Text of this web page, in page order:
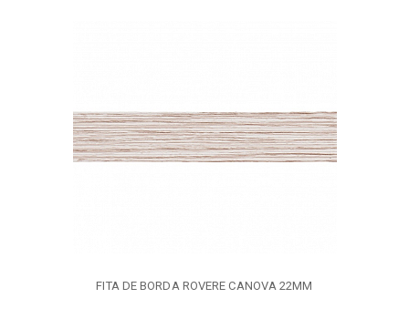
FITA DE BORDA ROVERE CANOVA 22MM